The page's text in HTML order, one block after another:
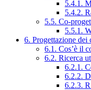
5.4.1.
5.4.2.
5.5. Co-
5.5.1.
6. Progettazione dei
6.1. Cos’è il
6.2. Ricerca
6.2.1.
6.2.2.
6.2.3.